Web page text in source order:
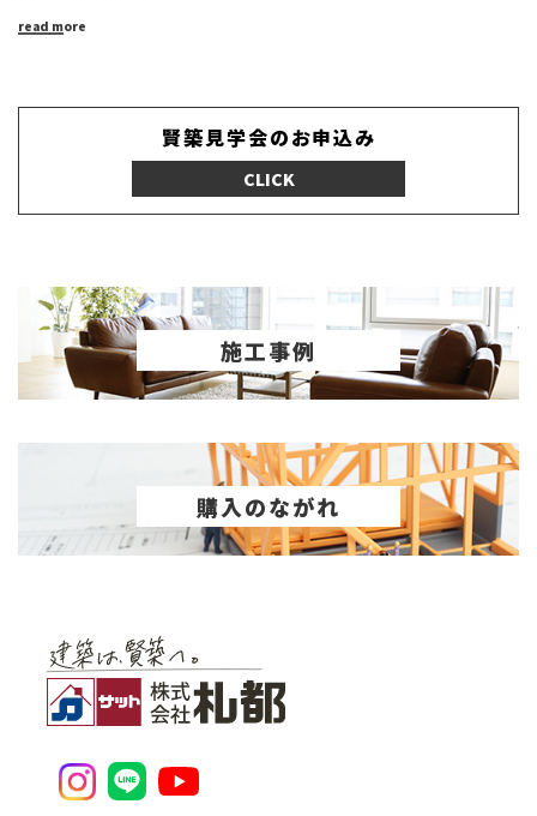
read more
賢築見学会のお申込み
CLICK
施工事例
購入のながれ